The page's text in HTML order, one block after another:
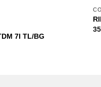
7I TL/BG